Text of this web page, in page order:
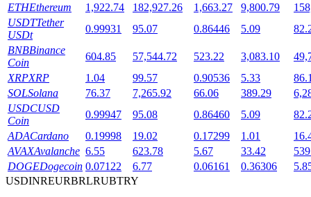
Launchpool
BTR Kilitleme
ETHEthereum 1,922.74 182,927.26 1,663.27 9,800.79
USDTTether
USDt
0.99931 95.07 0.86446 5.09
BNBBinance
Coin
604.85 57,544.72 523.22 3,083.10
XRPXRP 1.04 99.57 0.90536 5.33
SOLSolana 76.37 7,265.92 66.06 389.29
USDCUSD
Coin
0.99947 95.08 0.86460 5.09
ADACardano 0.19998 19.02 0.17299 1.01
AVAXAvalanche 6.55 623.78 5.67 33.42
DOGEDogecoin 0.07122 6.77 0.06161 0.36306
USDINREURBRLRUBTRY